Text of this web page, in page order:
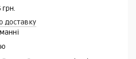
доставку